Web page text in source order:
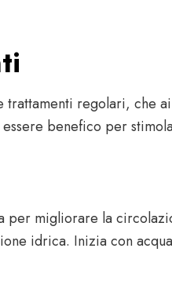
regolari, che
benefico per
per migliorare la
idrica. Inizia con